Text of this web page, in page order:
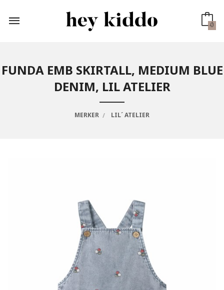
innholdet
0
FUNDA EMB SKIRTALL, MEDIUM BLUE
DENIM, LIL ATELIER
MERKER LIL´ ATELIER